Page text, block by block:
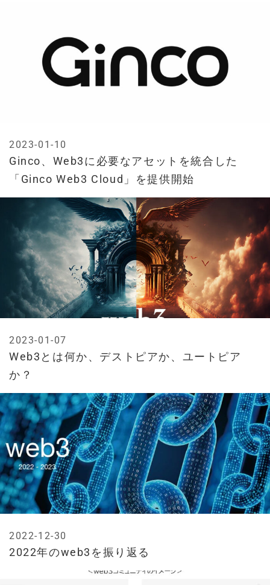
Ginco、Web3に必要なアセットを統合した
「Ginco Web3 Cloud」を提供開始
2023-01-10
Web3とは何か、デストピアか、ユートピア
か？
2023-01-07
2022年のweb3を振り返る
2022-12-30